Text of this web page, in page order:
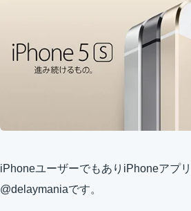
iPhoneユーザーでもありiPhoneアプ
@delaymaniaです。